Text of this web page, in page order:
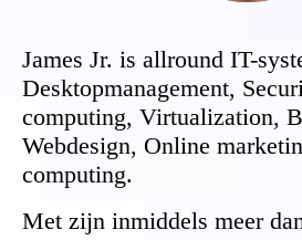
James Jr. is allround IT-
Desktopmanagement,
computing, Virtualization,
Webdesign, Online
computing.
Met zijn inmiddels meer